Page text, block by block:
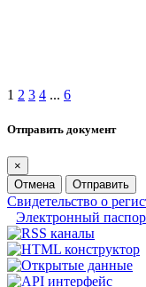
1 2 3 4 ... 6
Отправить документ
×
Отмена
Отправить
Свидетельство о
Электронный